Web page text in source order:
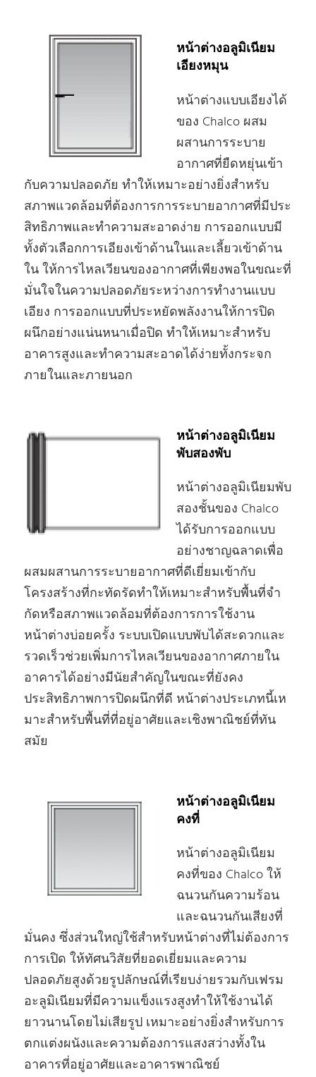
หน้าต่างอลูมิเนียม
เอียงหมุน
หน้าต่างแบบเอียงได้
ของ Chalco ผสม
ผสานการระบาย
อากาศที่ยืดหยุ่นเข้า
กับความปลอดภัย ทําให้เหมาะอย่างยิ่งสําหรับ
สภาพแวดล้อมที่ต้องการการระบายอากาศที่มีประ
สิทธิภาพและทําความสะอาดง่าย การออกแบบมี
ทั้งตัวเลือกการเอียงเข้าด้านในและเลี้ยวเข้าด้าน
ใน ให้การไหลเวียนของอากาศที่เพียงพอในขณะที่
มั่นใจในความปลอดภัยระหว่างการทํางานแบบ
เอียง การออกแบบที่ประหยัดพลังงานให้การปิด
ผนึกอย่างแน่นหนาเมื่อปิด ทําให้เหมาะสําหรับ
อาคารสูงและทําความสะอาดได้ง่ายทั้งกระจก
ภายในและภายนอก
หน้าต่างอลูมิเนียม
พับสองพับ
หน้าต่างอลูมิเนียมพับ
สองชั้นของ Chalco
ได้รับการออกแบบ
อย่างชาญฉลาดเพื่อ
ผสมผสานการระบายอากาศที่ดีเยี่ยมเข้ากับ
โครงสร้างที่กะทัดรัดทําให้เหมาะสําหรับพื้นที่จํา
กัดหรือสภาพแวดล้อมที่ต้องการการใช้งาน
หน้าต่างบ่อยครั้ง ระบบเปิดแบบพับได้สะดวกและ
รวดเร็วช่วยเพิ่มการไหลเวียนของอากาศภายใน
อาคารได้อย่างมีนัยสําคัญในขณะที่ยังคง
ประสิทธิภาพการปิดผนึกที่ดี หน้าต่างประเภทนี้เห
มาะสําหรับพื้นที่ที่อยู่อาศัยและเชิงพาณิชย์ที่ทัน
สมัย
หน้าต่างอลูมิเนียม
คงที่
หน้าต่างอลูมิเนียม
คงที่ของ Chalco ให้
ฉนวนกันความร้อน
และฉนวนกันเสียงที่
มั่นคง ซึ่งส่วนใหญ่ใช้สําหรับหน้าต่างที่ไม่ต้องการ
การเปิด ให้ทัศนวิสัยที่ยอดเยี่ยมและความ
ปลอดภัยสูงด้วยรูปลักษณ์ที่เรียบง่ายรวมกับเฟรม
อะลูมิเนียมที่มีความแข็งแรงสูงทําให้ใช้งานได้
ยาวนานโดยไม่เสียรูป เหมาะอย่างยิ่งสําหรับการ
ตกแต่งผนังและความต้องการแสงสว่างทั้งใน
อาคารที่อยู่อาศัยและอาคารพาณิชย์